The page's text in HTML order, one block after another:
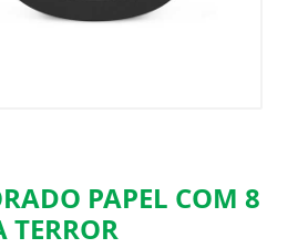
PAPEL COM 8
TERROR